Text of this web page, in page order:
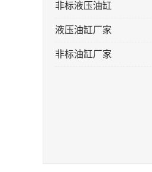
非标液压油缸
液压油缸厂家
非标油缸厂家